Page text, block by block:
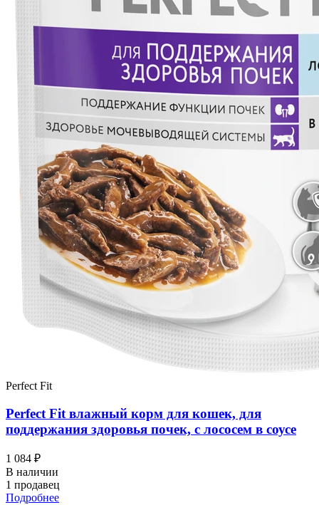
Perfect Fit
Perfect Fit влажный корм для кошек, для
поддержания здоровья почек, с лососем в соусе
1 084 ₽
В наличии
1 продавец
Подробнее